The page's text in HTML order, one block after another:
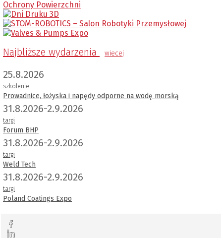
Najbliższe wydarzenia wiecej
25.8.2026
szkolenie
Prowadnice, łożyska i napędy odporne na wodę morską
31.8.2026-2.9.2026
targi
Forum BHP
31.8.2026-2.9.2026
targi
Weld Tech
31.8.2026-2.9.2026
targi
Poland Coatings Expo